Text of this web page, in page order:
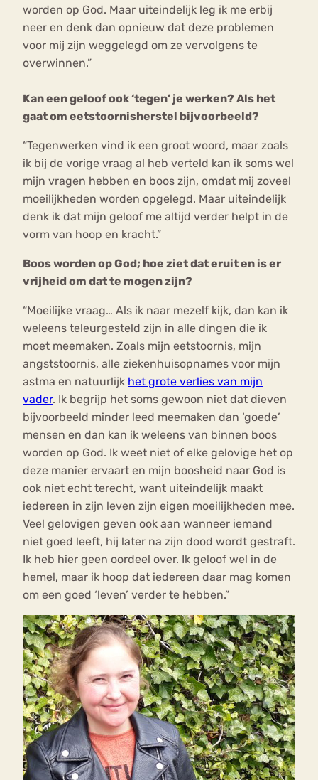
worden op God. Maar uiteindelijk leg ik me erbij
neer en denk dan opnieuw dat deze problemen
voor mij zijn weggelegd om ze vervolgens te
overwinnen.”
Kan een geloof ook ‘tegen’ je werken? Als het
gaat om eetstoornisherstel bijvoorbeeld?
“Tegenwerken vind ik een groot woord, maar zoals
ik bij de vorige vraag al heb verteld kan ik soms wel
mijn vragen hebben en boos zijn, omdat mij zoveel
moeilijkheden worden opgelegd. Maar uiteindelijk
denk ik dat mijn geloof me altijd verder helpt in de
vorm van hoop en kracht.”
Boos worden op God; hoe ziet dat eruit en is er
vrijheid om dat te mogen zijn?
“Moeilijke vraag… Als ik naar mezelf kijk, dan kan ik
weleens teleurgesteld zijn in alle dingen die ik
moet meemaken. Zoals mijn eetstoornis, mijn
angststoornis, alle ziekenhuisopnames voor mijn
astma en natuurlijk het grote verlies van mijn
vader. Ik begrijp het soms gewoon niet dat dieven
bijvoorbeeld minder leed meemaken dan ‘goede’
mensen en dan kan ik weleens van binnen boos
worden op God. Ik weet niet of elke gelovige het op
deze manier ervaart en mijn boosheid naar God is
ook niet echt terecht, want uiteindelijk maakt
iedereen in zijn leven zijn eigen moeilijkheden mee.
Veel gelovigen geven ook aan wanneer iemand
niet goed leeft, hij later na zijn dood wordt gestraft.
Ik heb hier geen oordeel over. Ik geloof wel in de
hemel, maar ik hoop dat iedereen daar mag komen
om een goed ‘leven’ verder te hebben.”